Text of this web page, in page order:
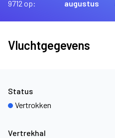
9712 op:
augustus
Vluchtgegevens
Vertrekhal
Status
Vertrokken